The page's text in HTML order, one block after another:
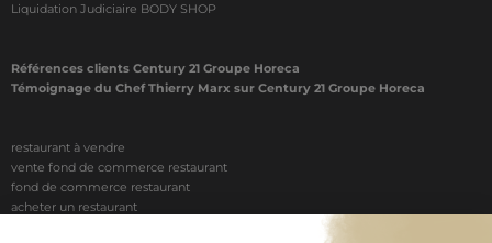
Liquidation Judiciaire BODY SHOP
Références clients Century 21 Groupe Horeca
Témoignage du Chef Thierry Marx sur Century 21 Groupe Horeca
restaurant à vendre
vente fond de commerce restaurant
fond de commerce restaurant
acheter un restaurant